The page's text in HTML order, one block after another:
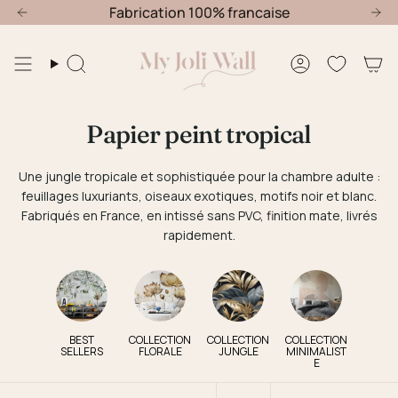
Passer
au
de
30 Août Offre nouvelle chambre : -20% jusqu'au 30
Fabrication 100% francaise
Recherche Compte
Papier peint tropical
Une jungle tropicale et sophistiquée pour la chambre adulte :
feuillages luxuriants, oiseaux exotiques, motifs noir et blanc.
Fabriqués en France, en intissé sans PVC, finition mate, livrés
rapidement.
BEST
SELLERS
COLLECTION
FLORALE
COLLECTION
JUNGLE
COLLECTION
MINIMALIST
E